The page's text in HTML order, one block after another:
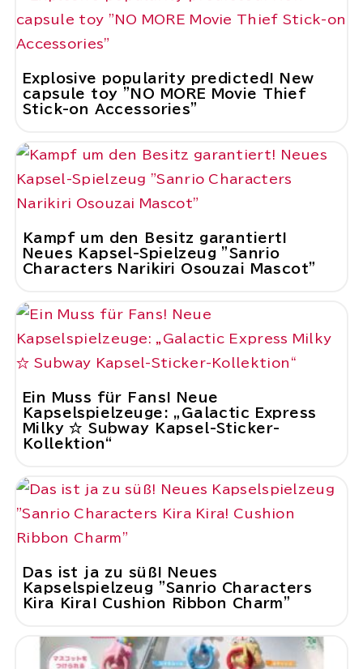
Explosive popularity predicted! New
capsule toy "NO MORE Movie Thief
Stick-on Accessories"
Kampf um den Besitz garantiert!
Neues Kapsel-Spielzeug "Sanrio
Characters Narikiri Osouzai Mascot"
Ein Muss für Fans! Neue
Kapselspielzeuge: „Galactic Express
Milky ☆ Subway Kapsel-Sticker-
Kollektion“
Das ist ja zu süß! Neues
Kapselspielzeug "Sanrio Characters
Kira Kira! Cushion Ribbon Charm"